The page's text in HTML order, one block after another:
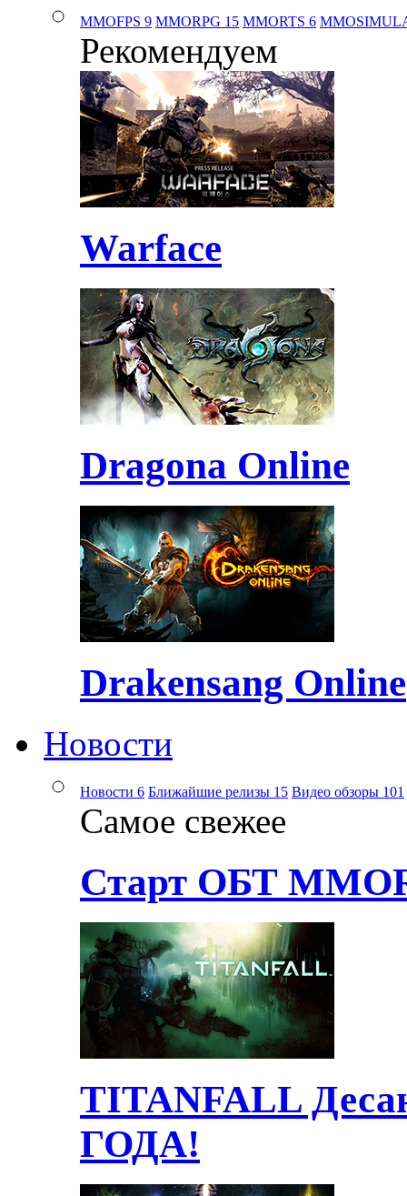
MMOFPS 9 MMORPG 15 MMORTS 6
Рекомендуем
Warface
Dragona Online
Drakensang Online
Новости
Новости 6 Ближайшие релизы 15 Видео обзоры 101
Самое свежее
Старт ОБТ
TITANFALL
ГОДА!